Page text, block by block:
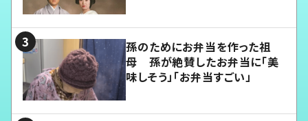
孫のためにお弁当を作った祖
母 孫が絶賛したお弁当に「美
味しそう」「お弁当すごい」